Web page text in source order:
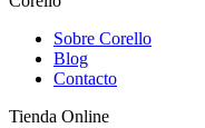
Sobre Corello
Blog
Contacto
Tienda Online